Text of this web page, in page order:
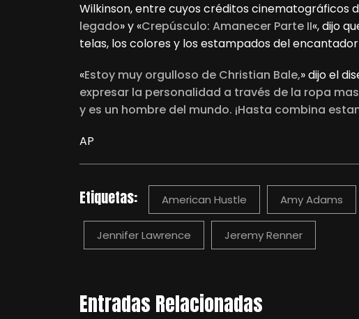
Wilkinson, entre cuyos créditos cinematográficos
legado» y «Crepúsculo: Amanecer Parte II«, dijo
telas, los colores y los estampados del
«Estoy muy orgulloso de Christian Bale,» dijo el
expresar la personalidad a través de la ropa
y es un hombre del mundo. ¡Hasta combina
AP
Etiquetas: American Hustle Amy Adams
Jennifer Lawrence Jeremy Renner
Entradas Relacionadas